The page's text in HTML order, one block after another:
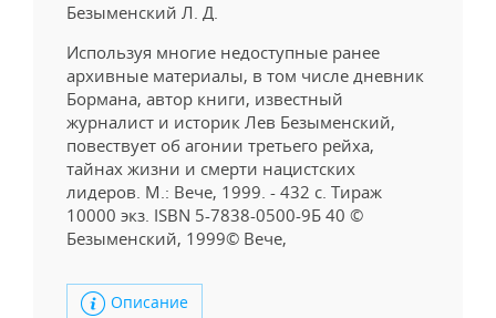
Безыменский Л. Д.
Используя многие недоступные ранее
архивные материалы, в том числе дневник
Бормана, автор книги, известный
журналист и историк Лев Безыменский,
повествует об агонии третьего рейха,
тайнах жизни и смерти нацистских
лидеров. М.: Вече, 1999. - 432 c. Тираж
10000 экз. ISBN 5-7838-0500-9Б 40 ©
Безыменский, 1999© Вече,
Описание